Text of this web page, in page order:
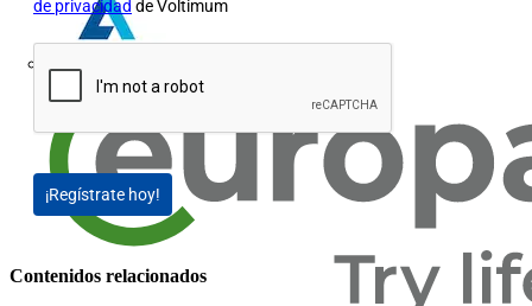
de privacidad de Voltimum
¡Regístrate hoy!
Contenidos relacionados